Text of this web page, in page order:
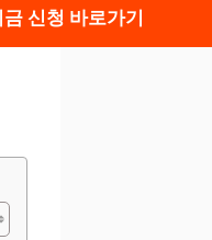
신청 바로가기